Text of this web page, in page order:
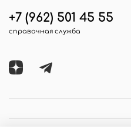
+7 (962) 501 45 55
справочная служба